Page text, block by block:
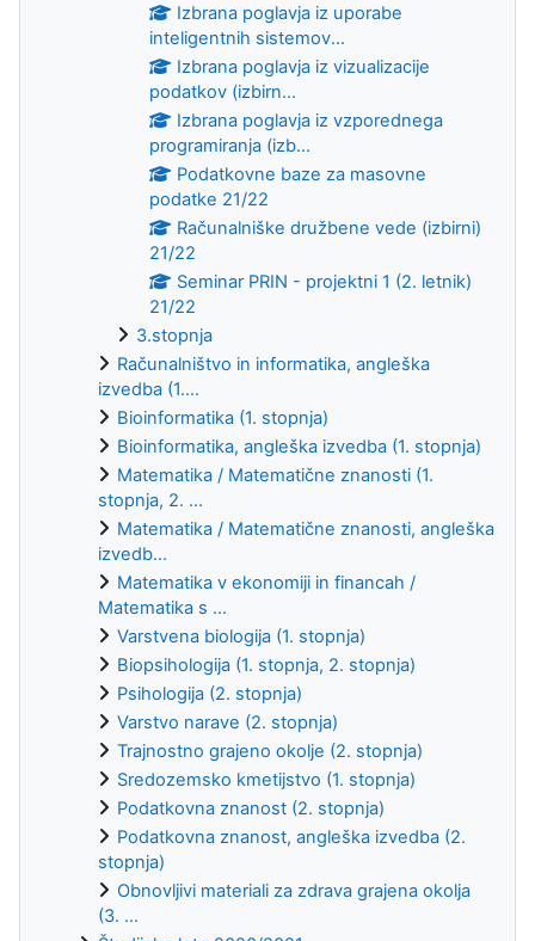
Izbrana poglavja iz uporabe
inteligentnih sistemov...
Izbrana poglavja iz vizualizacije
podatkov (izbirn...
Izbrana poglavja iz vzporednega
programiranja (izb...
Podatkovne baze za masovne
podatke 21/22
Računalniške družbene vede (izbirni)
21/22
Seminar PRIN - projektni 1 (2. letnik)
21/22
3.stopnja
Računalništvo in informatika, angleška
izvedba (1....
Bioinformatika (1. stopnja)
Bioinformatika, angleška izvedba (1. stopnja)
Matematika / Matematične znanosti (1.
stopnja, 2. ...
Matematika / Matematične znanosti, angleška
izvedb...
Matematika v ekonomiji in financah /
Matematika s ...
Varstvena biologija (1. stopnja)
Biopsihologija (1. stopnja, 2. stopnja)
Psihologija (2. stopnja)
Varstvo narave (2. stopnja)
Trajnostno grajeno okolje (2. stopnja)
Sredozemsko kmetijstvo (1. stopnja)
Podatkovna znanost (2. stopnja)
Podatkovna znanost, angleška izvedba (2.
stopnja)
Obnovljivi materiali za zdrava grajena okolja
(3. ...